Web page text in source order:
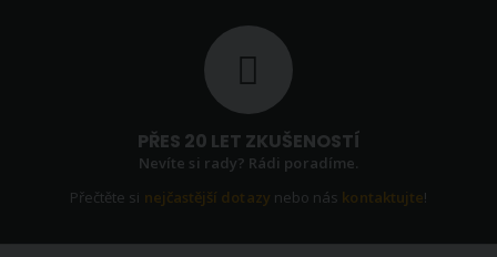
PŘES 20 LET ZKUŠENOSTÍ
Nevíte si rady? Rádi poradíme.
Přečtěte si nejčastější dotazy nebo nás kontaktujte!